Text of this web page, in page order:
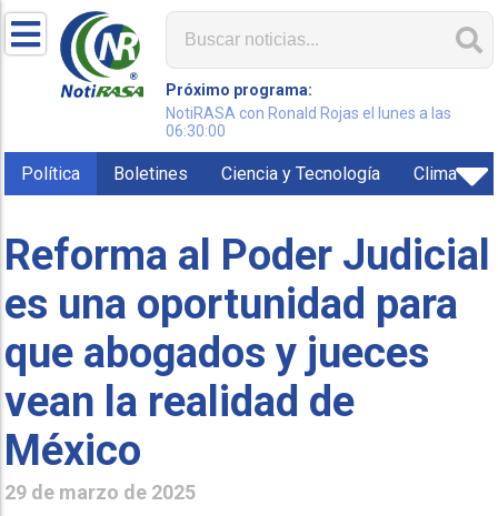
Próximo programa:
NotiRASA con Ronald Rojas el lunes a las
06:30:00
Política Boletines Ciencia y Tecnología Clima
Reforma al Poder Judicial
es una oportunidad para
que abogados y jueces
vean la realidad de
México
29 de marzo de 2025